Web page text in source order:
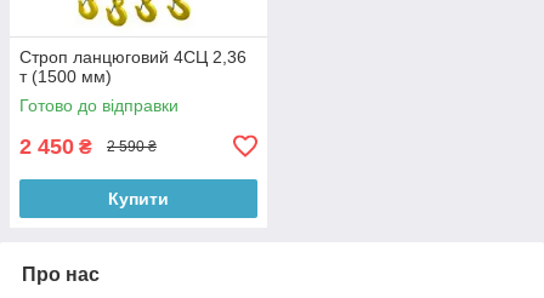
Строп ланцюговий 4СЦ 2,36
т (1500 мм)
Готово до відправки
2 450 ₴ 2 590 ₴
Купити
Про нас